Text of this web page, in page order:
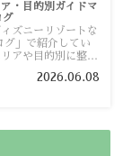
・目的別ガイドマ
ズニーリゾートな
」で紹介してい
アや目的別に整理
つけていただけま
2026.06.08